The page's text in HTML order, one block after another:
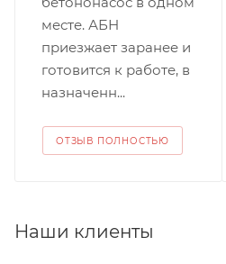
месте. АБН
приезжает заранее и
готовится к работе, в
назначенн...
ОТЗЫВ ПОЛНОСТЬЮ
Наши клиенты